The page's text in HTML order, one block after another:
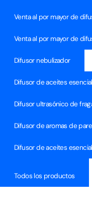
Venta al por mayor de
Venta al por mayor de
Difusor nebulizador
Difusor de aceites
Difusor ultrasónico de
Difusor de aromas de
Difusor de aceites
Todos los productos